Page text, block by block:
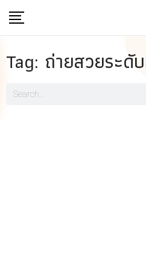
Tag: ถ่ายสวยระดั